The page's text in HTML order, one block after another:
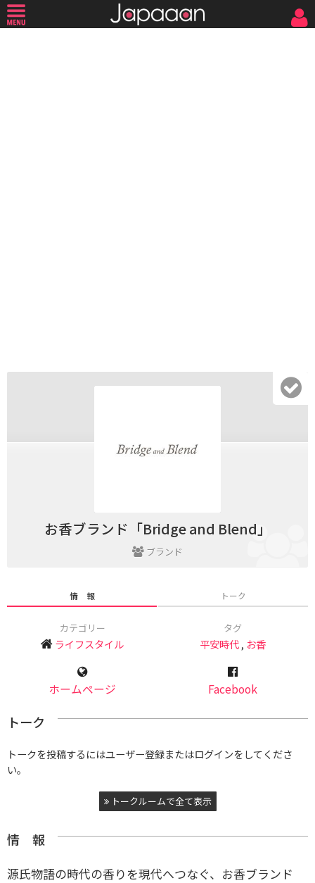
お香ブランド「Bridge and Blend」
ブランド
情 報 トーク
カテゴリー
ライフスタイル
タグ
平安時代, お香
ホームページ Facebook
トーク
トークを投稿するにはユーザー登録またはログインをしてくださ
い。
トークルームで全て表示
情 報
源氏物語の時代の香りを現代へつなぐ、お香ブランド